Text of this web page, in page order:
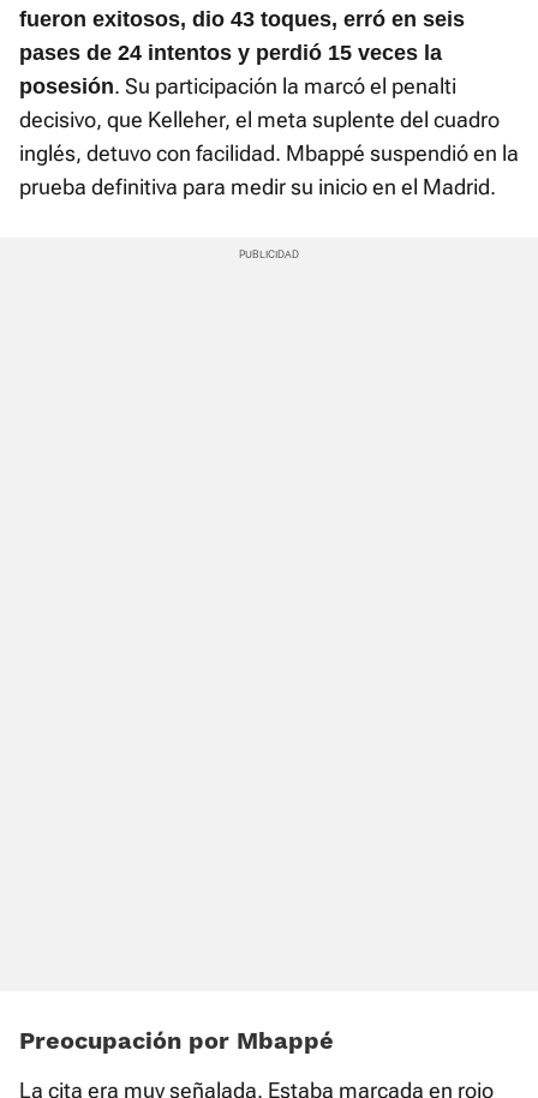
fueron exitosos, dio 43 toques, erró en seis
pases de 24 intentos y perdió 15 veces la
posesión. Su participación la marcó el penalti
decisivo, que Kelleher, el meta suplente del cuadro
inglés, detuvo con facilidad. Mbappé suspendió en la
prueba definitiva para medir su inicio en el Madrid.
Preocupación por Mbappé
La cita era muy señalada. Estaba marcada en rojo